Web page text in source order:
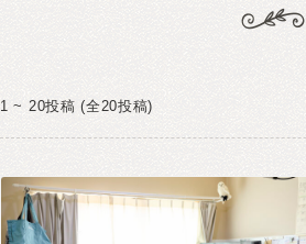
1 ~ 20投稿 (全20投稿)